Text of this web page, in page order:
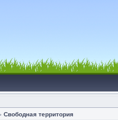
Свободная территория